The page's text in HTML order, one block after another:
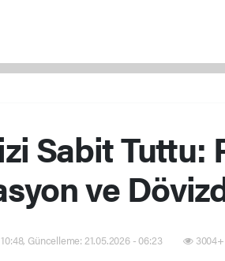
Sabit Tuttu:
ve
Güncelleme: 21.05.2026 - 06:23 3004+